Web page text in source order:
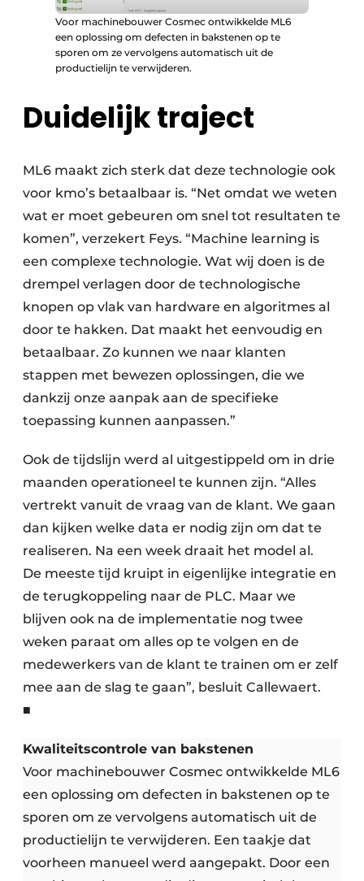
Voor machinebouwer Cosmec ontwikkelde ML6
een oplossing om defecten in bakstenen op te
sporen om ze vervolgens automatisch uit de
productielijn te verwijderen.
Duidelijk traject
ML6 maakt zich sterk dat deze technologie ook
voor kmo’s betaalbaar is. “Net omdat we weten
wat er moet gebeuren om snel tot resultaten te
komen”, verzekert Feys. “Machine learning is
een complexe technologie. Wat wij doen is de
drempel verlagen door de technologische
knopen op vlak van hardware en algoritmes al
door te hakken. Dat maakt het eenvoudig en
betaalbaar. Zo kunnen we naar klanten
stappen met bewezen oplossingen, die we
dankzij onze aanpak aan de specifieke
toepassing kunnen aanpassen.”
Ook de tijdslijn werd al uitgestippeld om in drie
maanden operationeel te kunnen zijn. “Alles
vertrekt vanuit de vraag van de klant. We gaan
dan kijken welke data er nodig zijn om dat te
realiseren. Na een week draait het model al.
De meeste tijd kruipt in eigenlijke integratie en
de terugkoppeling naar de PLC. Maar we
blijven ook na de implementatie nog twee
weken paraat om alles op te volgen en de
medewerkers van de klant te trainen om er zelf
mee aan de slag te gaan”, besluit Callewaert.
■
Kwaliteitscontrole van bakstenen
Voor machinebouwer Cosmec ontwikkelde ML6
een oplossing om defecten in bakstenen op te
sporen om ze vervolgens automatisch uit de
productielijn te verwijderen. Een taakje dat
voorheen manueel werd aangepakt. Door een